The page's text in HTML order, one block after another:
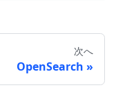
次へ
OpenSearch